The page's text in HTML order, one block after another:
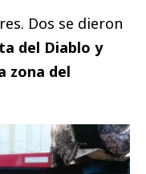
Dos se dieron
del Diablo y
zona del